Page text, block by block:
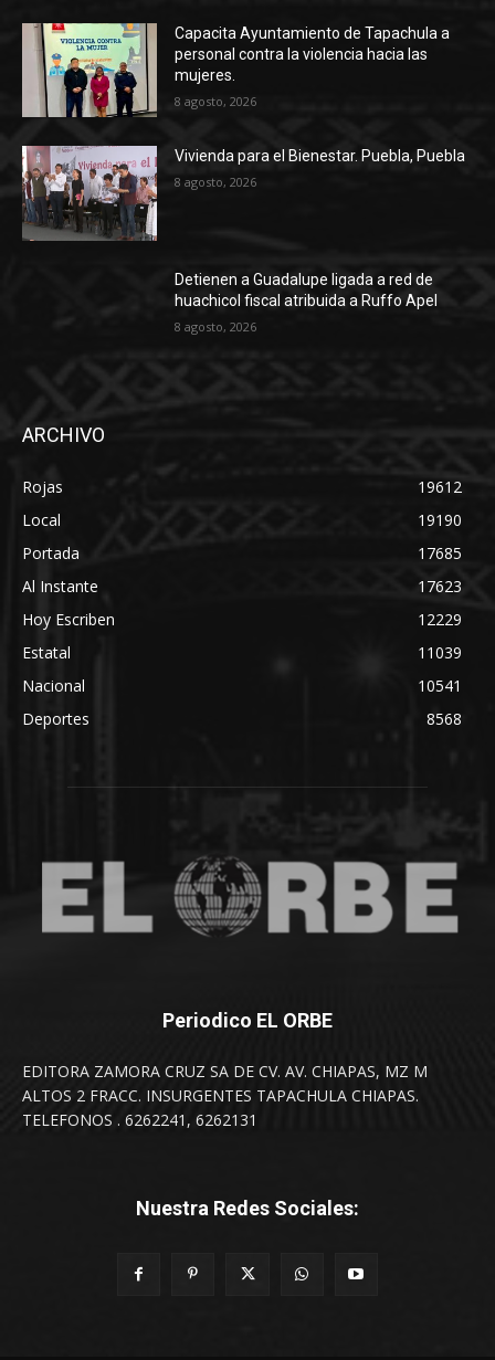
Capacita Ayuntamiento de Tapachula a
personal contra la violencia hacia las
mujeres.
8 agosto, 2026
Vivienda para el Bienestar. Puebla, Puebla
8 agosto, 2026
Detienen a Guadalupe ligada a red de
huachicol fiscal atribuida a Ruffo Apel
8 agosto, 2026
ARCHIVO
Rojas
19612
Local
19190
Portada
17685
Al Instante
17623
Hoy Escriben
12229
Estatal
11039
Nacional
10541
Deportes
8568
Periodico EL ORBE
EDITORA ZAMORA CRUZ SA DE CV. AV. CHIAPAS, MZ M
ALTOS 2 FRACC. INSURGENTES TAPACHULA CHIAPAS.
TELEFONOS . 6262241, 6262131
Nuestra Redes Sociales: